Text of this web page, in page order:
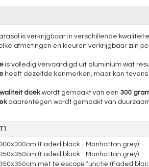
is verkrijgbaar in verschillende
afmetingen en kleuren verkrijgbaar zijn
is volledig vervaardigd uit aluminium wat
heeft dezelfde kenmerken, maar kan tevens
doekwordt gemaakt van een 300
daarentegen wordt gemaakt van
300x300cm (Faded black - Manhattan grey)
350x350cm (Faded black - Manhattan grey)
350x350cm met telescope functie (Faded